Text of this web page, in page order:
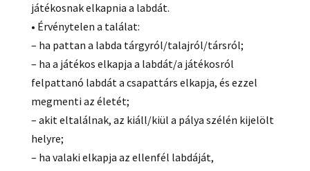
játékosnak elkapnia a labdát.
• Érvénytelen a találat:
– ha pattan a labda tárgyról/talajról/társról;
– ha a játékos elkapja a labdát/a játékosról
felpattanó labdát a csapattárs elkapja, és ezzel
megmenti az életét;
– akit eltalálnak, az kiáll/kiül a pálya szélén kijelölt
helyre;
– ha valaki elkapja az ellenfél labdáját,